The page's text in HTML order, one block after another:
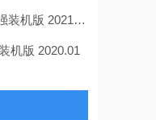
机版 2021.04
机版 2020.01